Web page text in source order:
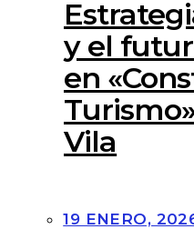
y el
en
Vila
19 ENERO,